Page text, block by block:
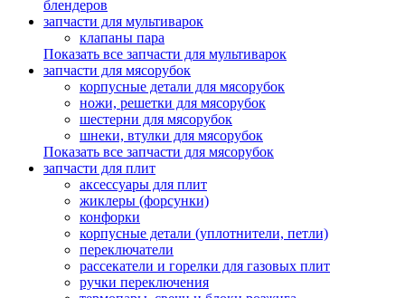
блендеров
запчасти для мультиварок
клапаны пара
Показать все запчасти для мультиварок
запчасти для мясорубок
корпусные детали для мясорубок
ножи, решетки для мясорубок
шестерни для мясорубок
шнеки, втулки для мясорубок
Показать все запчасти для мясорубок
запчасти для плит
аксессуары для плит
жиклеры (форсунки)
конфорки
корпусные детали (уплотнители, петли)
переключатели
рассекатели и горелки для газовых плит
ручки переключения